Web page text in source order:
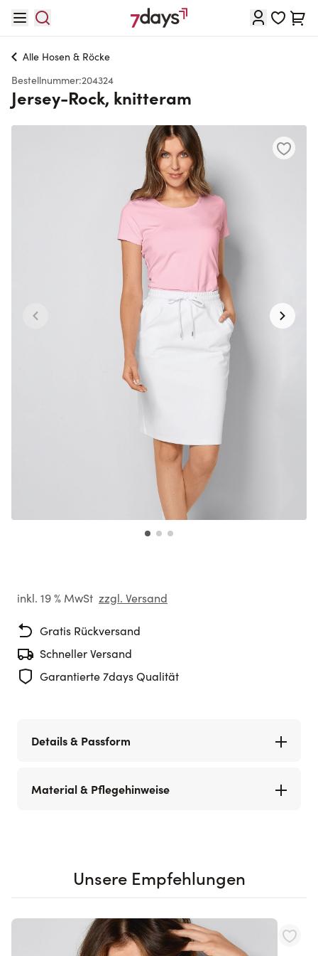
Alle Hosen & Röcke
Bestellnummer:204324
Jersey-Rock, knitteram
inkl. 19 % MwSt zzgl. Versand
Gratis Rückversand
Schneller Versand
Garantierte 7days Qualität
Details & Passform
Material & Pflegehinweise
Unsere Empfehlungen
Navigating through the elements of the carousel is possible
Press to skip carousel